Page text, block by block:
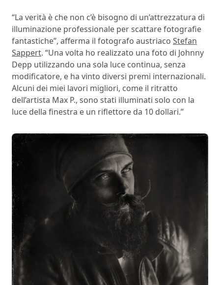
“La verità è che non c’è bisogno di un’attrezzatura di
illuminazione professionale per scattare fotografie
fantastiche”, afferma il fotografo austriaco Stefan
Sappert. “Una volta ho realizzato una foto di Johnny
Depp utilizzando una sola luce continua, senza
modificatore, e ha vinto diversi premi internazionali.
Alcuni dei miei lavori migliori, come il ritratto
dell’artista Max P., sono stati illuminati solo con la
luce della finestra e un riflettore da 10 dollari.”